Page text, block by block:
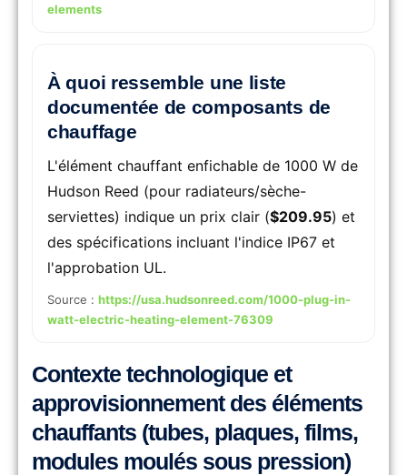
elements
À quoi ressemble une liste
documentée de composants de
chauffage
L'élément chauffant enfichable de 1000 W de
Hudson Reed (pour radiateurs/sèche-
serviettes) indique un prix clair ($209.95) et
des spécifications incluant l'indice IP67 et
l'approbation UL.
Source : https://usa.hudsonreed.com/1000-plug-in-
watt-electric-heating-element-76309
Contexte technologique et
approvisionnement des éléments
chauffants (tubes, plaques, films,
modules moulés sous pression)